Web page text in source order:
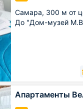
Самара, 300 м от
До "Дом-музей
Апартаменты